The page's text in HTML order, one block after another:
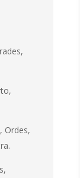
Ordes,